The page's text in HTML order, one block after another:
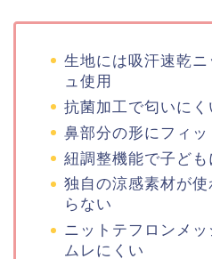
生地には吸汗速乾
ュ使用
抗菌加工で匂いにく
鼻部分の形にフィ
紐調整機能で子ども
独自の涼感素材が
らない
ニットテフロンメ
ムレにくい